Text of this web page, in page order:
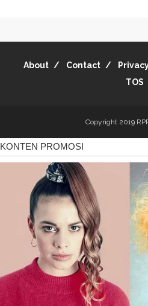
About Contact
TOS
Copyright 2019